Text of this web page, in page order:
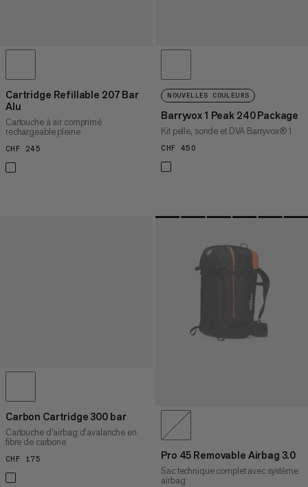
Cartridge Refillable 207 Bar
Alu
Cartouche à air comprimé
rechargeable pleine
CHF 245
NOUVELLES COULEURS
Barryvox 1 Peak 240 Package
Kit pelle, sonde et DVA Barryvox® 1
CHF 450
Carbon Cartridge 300 bar
Cartouche d’airbag d’avalanche en
fibre de carbone
CHF 175 Pro 45 Removable Airbag 3.0
Sac technique complet avec système
airbag